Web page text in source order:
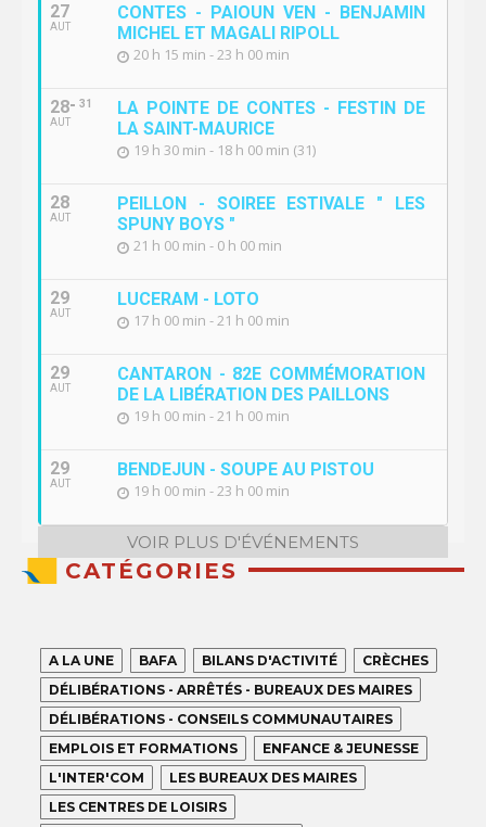
27
AUT
CONTES - PAIOUN VEN - BENJAMIN
MICHEL ET MAGALI RIPOLL
20 h 15 min - 23 h 00 min
28
AUT
31
LA POINTE DE CONTES - FESTIN DE
LA SAINT-MAURICE
19 h 30 min - 18 h 00 min (31)
28
AUT
PEILLON - SOIREE ESTIVALE " LES
SPUNY BOYS "
21 h 00 min - 0 h 00 min
29
AUT
LUCERAM - LOTO
17 h 00 min - 21 h 00 min
29
AUT
CANTARON - 82E COMMÉMORATION
DE LA LIBÉRATION DES PAILLONS
19 h 00 min - 21 h 00 min
29
AUT
BENDEJUN - SOUPE AU PISTOU
19 h 00 min - 23 h 00 min
VOIR PLUS D'ÉVÉNEMENTS
CATÉGORIES
A LA UNE BAFA BILANS D'ACTIVITÉ
CRÈCHES
DÉLIBÉRATIONS - ARRÊTÉS - BUREAUX DES MAIRES
DÉLIBÉRATIONS - CONSEILS COMMUNAUTAIRES
EMPLOIS ET FORMATIONS
ENFANCE & JEUNESSE
L'INTER'COM
LES BUREAUX DES MAIRES
LES CENTRES DE LOISIRS